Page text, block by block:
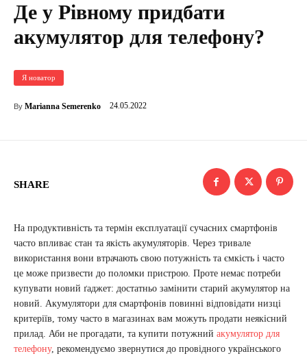
Де у Рівному придбати
акумулятор для телефону?
Я новатор
By Marianna Semerenko 24.05.2022
SHARE
На продуктивність та термін експлуатації сучасних смартфонів
часто впливає стан та якість акумуляторів. Через тривале
використання вони втрачають свою потужність та ємкість і часто
це може призвести до поломки пристрою. Проте немає потреби
купувати новий ґаджет: достатньо замінити старий акумулятор на
новий. Акумулятори для смартфонів повинні відповідати низці
критеріїв, тому часто в магазинах вам можуть продати неякісний
прилад. Аби не прогадати, та купити потужний акумулятор для
телефону, рекомендуємо звернутися до провідного українського